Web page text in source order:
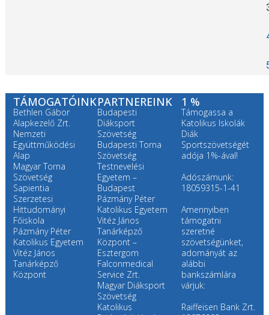
TÁMOGATÓINK
Bethlen Gábor
Alapkezelő Zrt.
Nemzeti
Együttműködési
Alap
Magyar Torna
Szövetség
Sapientia
Szerzetesi
Hittudományi
Főiskola
Pázmány Péter
Katolikus Egyetem
Vitéz János
Tanárképző
Központ
PARTNEREINK
Budapesti
Diáksport
Szövetség
Budapesti Torna
Szövetség
Testnevelési
Egyetem –
Budapest
Pázmány Péter
Katolikus Egyetem
Vitéz János
Tanárképző
Központ –
Esztergom
Falconmedical
Service Zrt.
Magyar Diáksport
Szövetség
Katolikus
1 %
Támogassa a
Katolikus Iskolák
Diák
Sportszövetségét
adója 1%-ával!
Adószámunk:
18059315-1-41
Amennyiben
támogatni
szeretné
szövetségünket,
adományát az
alábbi
bankszámlára
várjuk:
Raiffeisen Bank Zrt.